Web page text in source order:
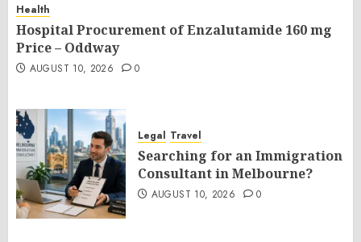
Health
Hospital Procurement of Enzalutamide 160 mg
Price – Oddway
AUGUST 10, 2026 0
Legal Travel
Searching for an Immigration
Consultant in Melbourne?
AUGUST 10, 2026 0